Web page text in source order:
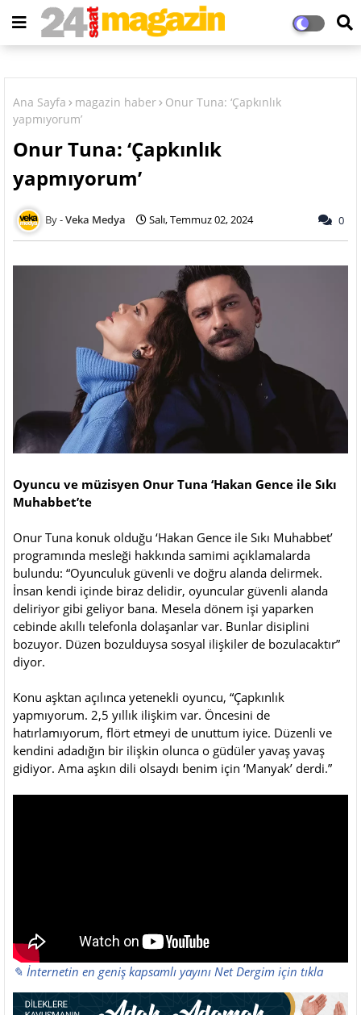
Ana Sayfa magazin haber
Onur Tuna: ‘Çapkınlık
yapmıyorum’
Onur Tuna: ‘Çapkınlık
yapmıyorum’
Veka Medya Salı, Temmuz 02, 2024 0
Oyuncu ve müzisyen Onur Tuna ‘Hakan Gence ile Sıkı
Muhabbet’te
Onur Tuna konuk olduğu ‘Hakan Gence ile Sıkı Muhabbet’
programında mesleği hakkında samimi açıklamalarda
bulundu: “Oyunculuk güvenli ve doğru alanda delirmek.
İnsan kendi içinde biraz delidir, oyuncular güvenli alanda
deliriyor gibi geliyor bana. Mesela dönem işi yaparken
cebinde akıllı telefonla dolaşanlar var. Bunlar disiplini
bozuyor. Düzen bozulduysa sosyal ilişkiler de bozulacaktır”
diyor.
Konu aşktan açılınca yetenekli oyuncu, “Çapkınlık
yapmıyorum. 2,5 yıllık ilişkim var. Öncesini de
hatırlamıyorum, flört etmeyi de unuttum iyice. Düzenli ve
kendini adadığın bir ilişkin olunca o güdüler yavaş yavaş
gidiyor. Ama aşkın dili olsaydı benim için ‘Manyak’ derdi.”
✎ İnternetin en geniş kapsamlı yayını Net Dergim için tıkla